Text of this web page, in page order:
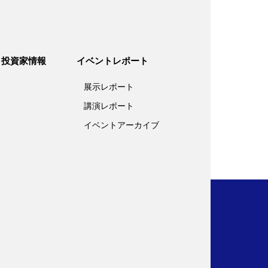
投資家情報 イベントレポート
展示レポート
講演レポート
イベントアーカイブ